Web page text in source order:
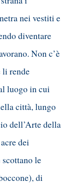
nei vestiti e
diventare
Non c’è
li rende
luogo in cui
città, lungo
dell’Arte della
dei
le
di